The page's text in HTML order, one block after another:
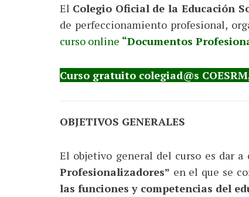
El Colegio Oficial de la Educación
de perfeccionamiento profesional,
curso online “Documentos
Curso gratuito colegiad@s
OBJETIVOS GENERALES
El objetivo general del curso es dar
Profesionalizadores” en el que se
las funciones y competencias del